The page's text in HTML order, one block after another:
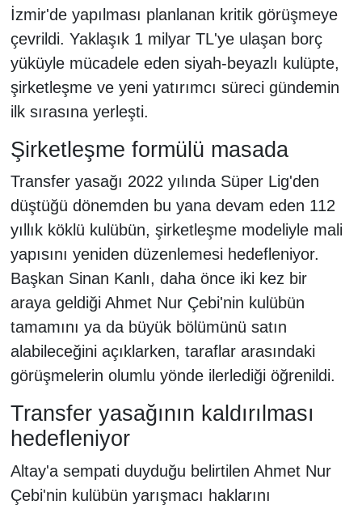
İzmir'de yapılması planlanan kritik görüşmeye
çevrildi. Yaklaşık 1 milyar TL'ye ulaşan borç
yüküyle mücadele eden siyah-beyazlı kulüpte,
şirketleşme ve yeni yatırımcı süreci gündemin
ilk sırasına yerleşti.
Şirketleşme formülü masada
Transfer yasağı 2022 yılında Süper Lig'den
düştüğü dönemden bu yana devam eden 112
yıllık köklü kulübün, şirketleşme modeliyle mali
yapısını yeniden düzenlemesi hedefleniyor.
Başkan Sinan Kanlı, daha önce iki kez bir
araya geldiği Ahmet Nur Çebi'nin kulübün
tamamını ya da büyük bölümünü satın
alabileceğini açıklarken, taraflar arasındaki
görüşmelerin olumlu yönde ilerlediği öğrenildi.
Transfer yasağının kaldırılması
hedefleniyor
Altay'a sempati duyduğu belirtilen Ahmet Nur
Çebi'nin kulübün yarışmacı haklarını